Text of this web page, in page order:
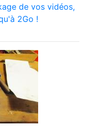
de vos vidéos,
2Go !